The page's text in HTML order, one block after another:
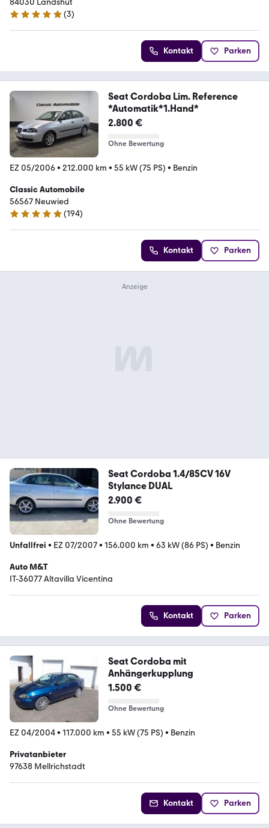
84030 Landshut
5 Sterne
(3)
Kontakt Parken
Seat Cordoba Lim. Reference
*Automatik*1.Hand*
2.800 €
Ohne Bewertung
EZ 05/2006• 212.000 km • 55 kW (75 PS) • Benzin
Classic Automobile
56567 Neuwied
4.9 Sterne
(194)
Kontakt Parken
Seat Cordoba 1.4/85CV 16V
Stylance DUAL
2.900 €
Ohne Bewertung
Unfallfrei • EZ 07/2007• 156.000 km • 63 kW (86 PS) • Benzin
Auto M&T
IT-36077 Altavilla Vicentina
Kontakt Parken
Seat Cordoba mit
Anhängerkupplung
1.500 €
Ohne Bewertung
EZ 04/2004• 117.000 km • 55 kW (75 PS) • Benzin
Privatanbieter
97638 Mellrichstadt
Kontakt Parken